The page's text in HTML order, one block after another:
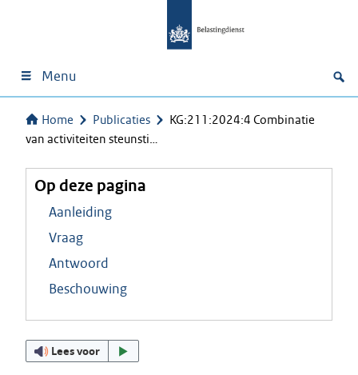
Menu
Home Publicaties
KG:211:2024:4 Combinatie
van activiteiten steunsti…
Op deze pagina
Aanleiding
Vraag
Antwoord
Beschouwing
Lees voor